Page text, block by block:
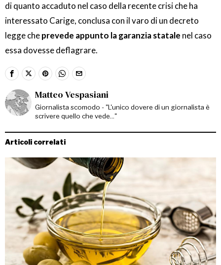
di quanto accaduto nel caso della recente crisi che ha
interessato Carige, conclusa con il varo di un decreto
legge cheprevede appunto la garanzia statale nel caso
essa dovesse deflagrare.
Matteo Vespasiani
Giornalista scomodo - "L'unico dovere di un giornalista è
scrivere quello che vede..."
Articoli correlati